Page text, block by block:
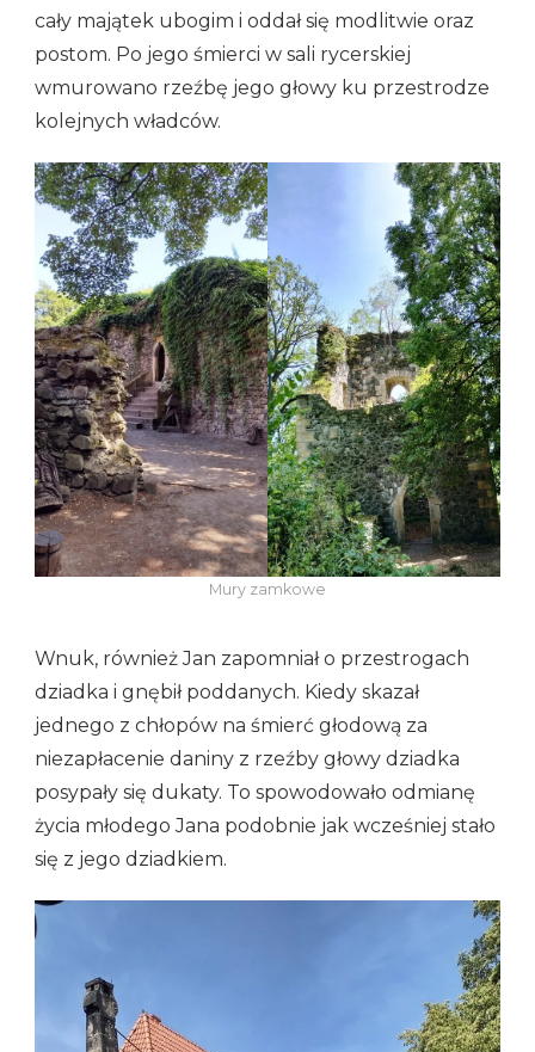
cały majątek ubogim i oddał się modlitwie oraz
postom. Po jego śmierci w sali rycerskiej
wmurowano rzeźbę jego głowy ku przestrodze
kolejnych władców.
Mury zamkowe
Wnuk, również Jan zapomniał o przestrogach
dziadka i gnębił poddanych. Kiedy skazał
jednego z chłopów na śmierć głodową za
niezapłacenie daniny z rzeźby głowy dziadka
posypały się dukaty. To spowodowało odmianę
życia młodego Jana podobnie jak wcześniej stało
się z jego dziadkiem.